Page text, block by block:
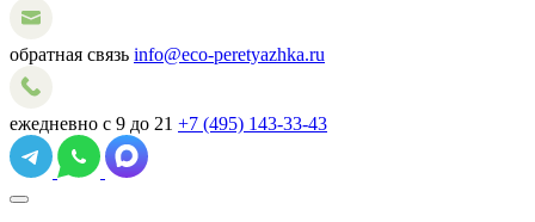
обратная связь info@eco-peretyazhka.ru
ежедневно с 9 до 21 +7 (495) 143-33-43